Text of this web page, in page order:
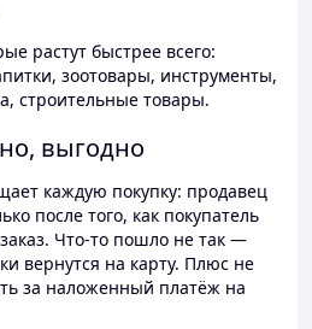
растут быстрее всего:
зоотовары, инструменты,
строительные товары.
выгодно
каждую покупку: продавец
после того, как покупатель
Что-то пошло не так —
вернутся на карту. Плюс не
за наложенный платёж на